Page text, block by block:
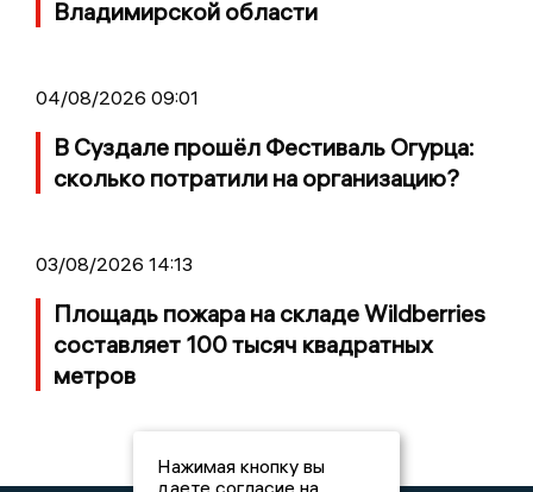
Владимирской области
04/08/2026 09:01
В Суздале прошёл Фестиваль Огурца:
сколько потратили на организацию?
03/08/2026 14:13
Площадь пожара на складе Wildberries
составляет 100 тысяч квадратных
метров
Нажимая кнопку вы
даете согласие на